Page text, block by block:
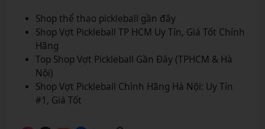
Shop thể thao pickleball gần đây
Shop Vợt Pickleball TP HCM Uy Tín, Giá Tốt Chính
Hãng
Top Shop Vợt Pickleball Gần Đây (TPHCM & Hà
Nội)
Shop Vợt Pickleball Chính Hãng Hà Nội: Uy Tín
#1, Giá Tốt